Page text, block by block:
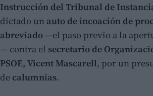
Instrucción del Tribunal de
dictado un auto de incoación de
abreviado —el paso previo a la
— contra el secretario de
PSOE, Vicent Mascarell, por un
de calumnias.